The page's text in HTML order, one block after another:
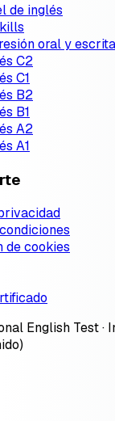
de inglés
oral y escrita
C2
C1
B2
B1
A2
A1
de cookies
English Test ·